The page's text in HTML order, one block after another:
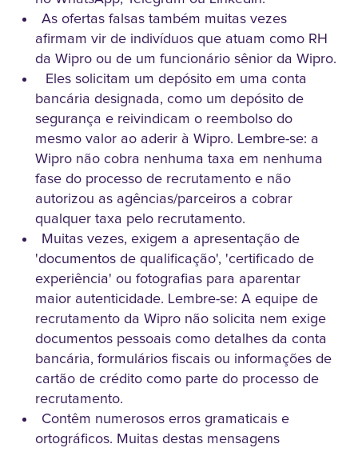
As ofertas falsas também muitas vezes
afirmam vir de indivíduos que atuam como RH
da Wipro ou de um funcionário sênior da Wipro.
Eles solicitam um depósito em uma conta
bancária designada, como um depósito de
segurança e reivindicam o reembolso do
mesmo valor ao aderir à Wipro. Lembre-se: a
Wipro não cobra nenhuma taxa em nenhuma
fase do processo de recrutamento e não
autorizou as agências/parceiros a cobrar
qualquer taxa pelo recrutamento.
Muitas vezes, exigem a apresentação de
'documentos de qualificação', 'certificado de
experiência' ou fotografias para aparentar
maior autenticidade. Lembre-se: A equipe de
recrutamento da Wipro não solicita nem exige
documentos pessoais como detalhes da conta
bancária, formulários fiscais ou informações de
cartão de crédito como parte do processo de
recrutamento.
Contêm numerosos erros gramaticais e
ortográficos. Muitas destas mensagens